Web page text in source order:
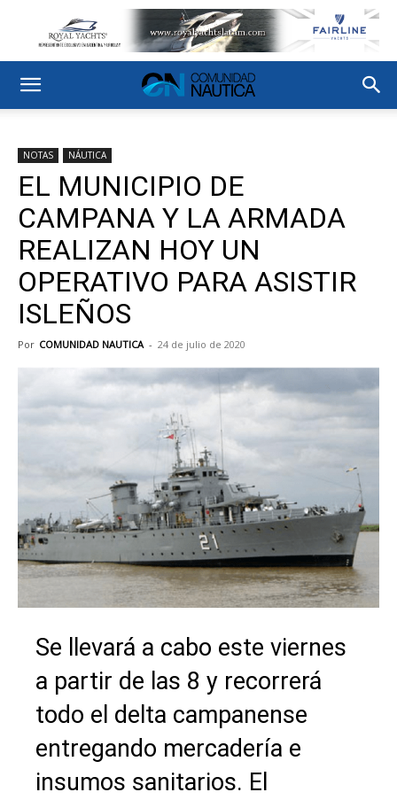
NOTAS NÁUTICA
EL MUNICIPIO DE
CAMPANA Y LA ARMADA
REALIZAN HOY UN
OPERATIVO PARA ASISTIR
ISLEÑOS
Por COMUNIDAD NAUTICA - 24 de julio de 2020
Se llevará a cabo este viernes
a partir de las 8 y recorrerá
todo el delta campanense
entregando mercadería e
insumos sanitarios. El